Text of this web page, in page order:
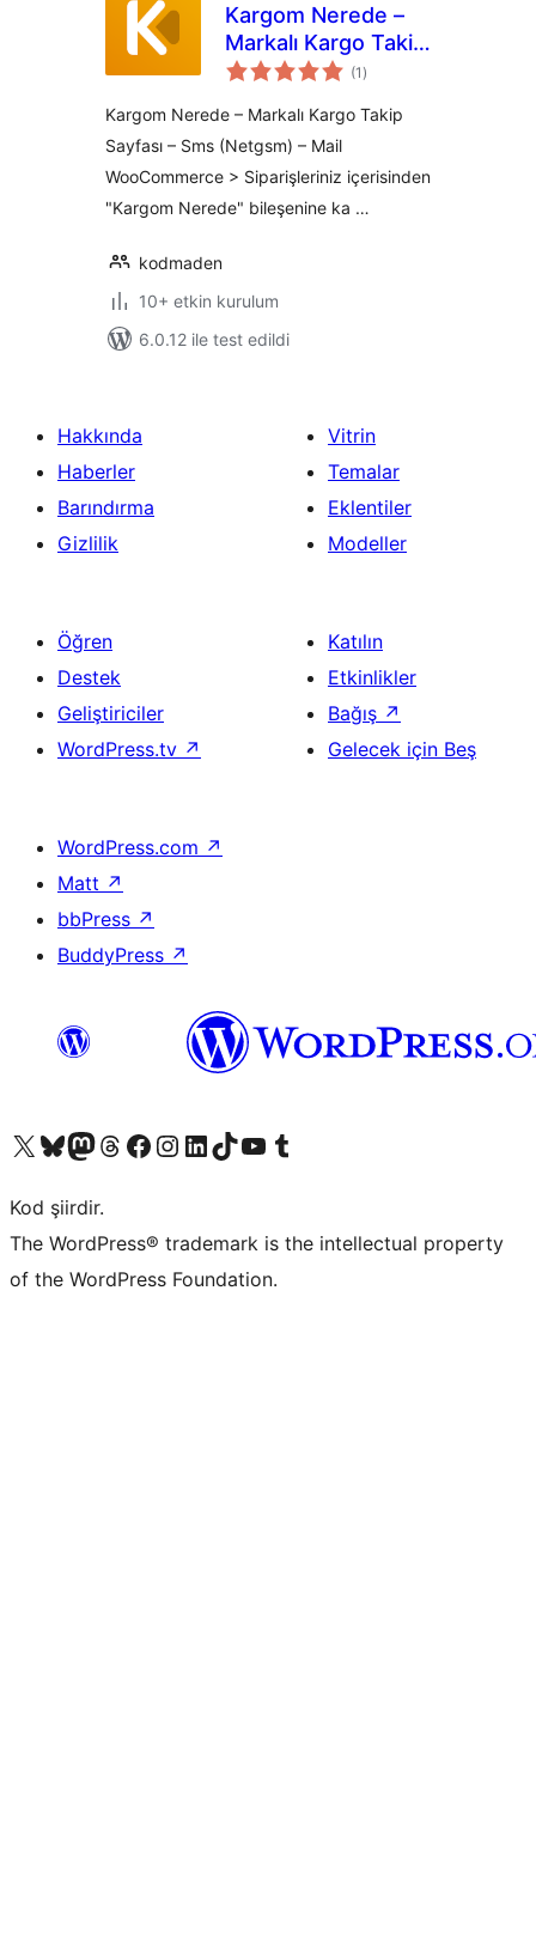
Kargom Nerede –
Markalı Kargo Takip
Sayfası, Sms, Mail
(1 toplam
puan
)
Kargom Nerede – Markalı Kargo Takip
Sayfası – Sms (Netgsm) – Mail
WooCommerce > Siparişleriniz içerisinden
"Kargom Nerede" bileşenine ka …
kodmaden
10+ etkin kurulum
6.0.12 ile test edildi
Hakkında
Haberler
Barındırma
Gizlilik
Vitrin
Temalar
Eklentiler
Modeller
Öğren
Destek
Geliştiriciler
WordPress.tv ↗
Katılın
Etkinlikler
Bağış ↗
Gelecek için Beş
WordPress.com ↗
Matt ↗
bbPress ↗
BuddyPress ↗
X (eski Twitter) hesabımıza bakın
Bluesky hesabımızı ziyaret edinMastodon hesabımızı ziyaret edinThreads hesabımızı ziyaret edinFacebook sayfamızı ziyaret edinInstagram hesabımızı ziyaret edinLinkedIn hesabımızı ziyaret edinTikTok hesabımızı ziyaret edinYouTube kanalımızı ziyaret edinTumblr hesabımızı ziyaret edin
Kod şiirdir.
The WordPress® trademark is the intellectual property
of the WordPress Foundation.